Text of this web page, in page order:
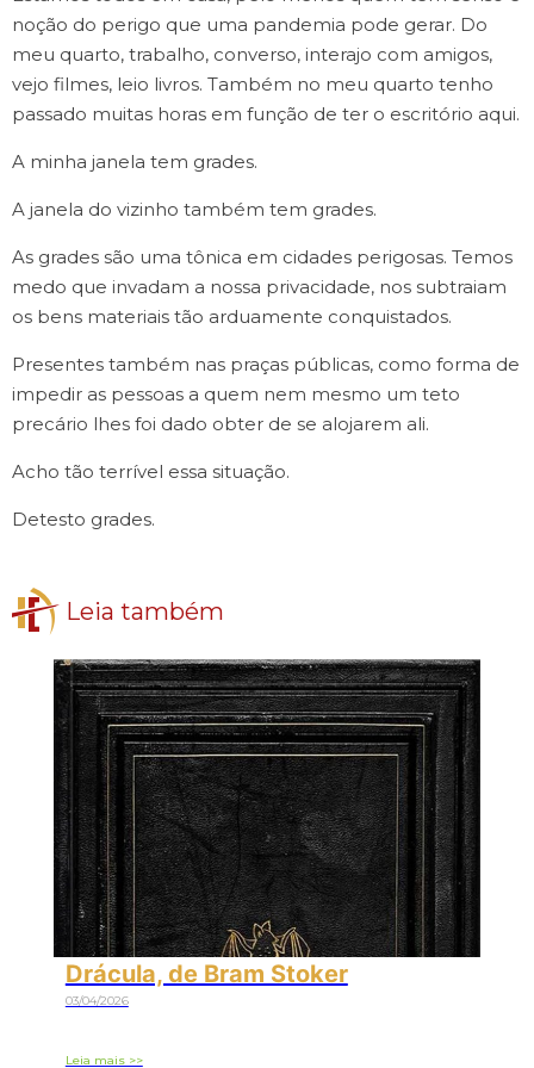
noção do perigo que uma pandemia pode gerar. Do
meu quarto, trabalho, converso, interajo com amigos,
vejo filmes, leio livros. Também no meu quarto tenho
passado muitas horas em função de ter o escritório aqui.
A minha janela tem grades.
A janela do vizinho também tem grades.
As grades são uma tônica em cidades perigosas. Temos
medo que invadam a nossa privacidade, nos subtraiam
os bens materiais tão arduamente conquistados.
Presentes também nas praças públicas, como forma de
impedir as pessoas a quem nem mesmo um teto
precário lhes foi dado obter de se alojarem ali.
Acho tão terrível essa situação.
Detesto grades.
Leia também
Drácula, de Bram Stoker
03/04/2026
Leia mais >>